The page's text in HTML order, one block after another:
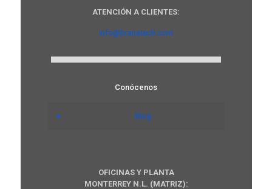
ATENCIÓN A CLIENTES:
info@branatech.com
Conócenos
Blog
OFICINAS Y PLANTA
MONTERREY N.L. (MATRIZ):